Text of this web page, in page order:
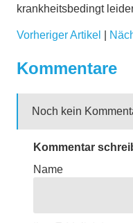
krankheitsbedingt
Vorheriger Artikel
Kommentare
Noch kein
Kommentar
Name